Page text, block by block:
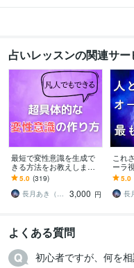
占いレッスンの関連サー
最短で変性意識を生成で
きる方法をお教えします
あなたの隠れた97％の潜
在能力にアクセスしまし
ょう
5.0 (319)
長月あき（aki）
3,000 円
これ
ーラ
ます
見方
ング
5.0
よくある質問
初心者ですが、何を